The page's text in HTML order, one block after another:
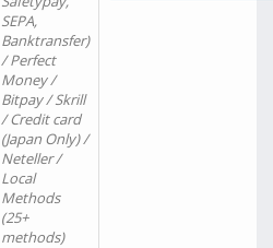
SEPA,
Banktransfer)
/ Perfect
Money /
Bitpay / Skrill
/ Credit card
(Japan Only) /
Neteller /
Local
Methods
(25+
methods)